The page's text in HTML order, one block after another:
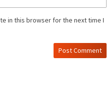
in this browser for the next time I